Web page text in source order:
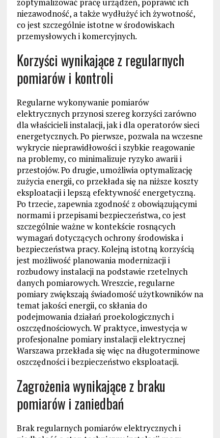
niezawodność, a także wydłużyć ich żywotność,
co jest szczególnie istotne w środowiskach
przemysłowych i komercyjnych.
Korzyści wynikające z regularnych
pomiarów i kontroli
Regularne wykonywanie pomiarów
elektrycznych przynosi szereg korzyści zarówno
dla właścicieli instalacji, jak i dla operatorów sieci
energetycznych. Po pierwsze, pozwala na wczesne
wykrycie nieprawidłowości i szybkie reagowanie
na problemy, co minimalizuje ryzyko awarii i
przestojów. Po drugie, umożliwia optymalizację
zużycia energii, co przekłada się na niższe koszty
eksploatacji i lepszą efektywność energetyczną.
Po trzecie, zapewnia zgodność z obowiązującymi
normami i przepisami bezpieczeństwa, co jest
szczególnie ważne w kontekście rosnących
wymagań dotyczących ochrony środowiska i
bezpieczeństwa pracy. Kolejną istotną korzyścią
jest możliwość planowania modernizacji i
rozbudowy instalacji na podstawie rzetelnych
danych pomiarowych. Wreszcie, regularne
pomiary zwiększają świadomość użytkowników na
temat jakości energii, co skłania do
podejmowania działań proekologicznych i
oszczędnościowych. W praktyce, inwestycja w
profesjonalne pomiary instalacji elektrycznej
Warszawa przekłada się więc na długoterminowe
oszczędności i bezpieczeństwo eksploatacji.
Zagrożenia wynikające z braku
pomiarów i zaniedbań
Brak regularnych pomiarów elektrycznych i